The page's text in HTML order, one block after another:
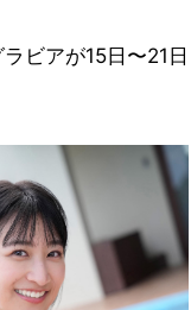
ビアが15日〜21日